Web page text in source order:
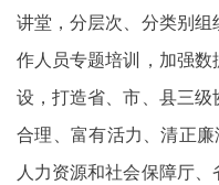
讲堂，分层次、分类别
作人员专题培训，加强
设，打造省、市、县三
合理、富有活力、清正
人力资源和社会保障厅